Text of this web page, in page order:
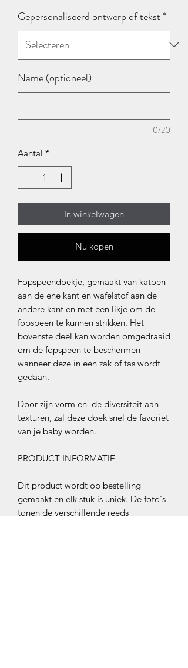
Gepersonaliseerd ontwerp of tekst*
Name (optioneel)
0/20
Aantal *
In winkelwagen
Nu kopen
Fopspeendoekje, gemaakt van katoen
aan de ene kant en wafelstof aan de
andere kant en met een likje om de
fopspeen te kunnen strikken. Het
bovenste deel kan worden omgedraaid
om de fopspeen te beschermen
wanneer deze in een zak of tas wordt
gedaan.
Door zijn vorm en de diversiteit aan
texturen, zal deze doek snel de favoriet
van je baby worden.
PRODUCT INFORMATIE
Dit product wordt op bestelling
gemaakt en elk stuk is uniek. De foto's
tonen de verschillende reeds